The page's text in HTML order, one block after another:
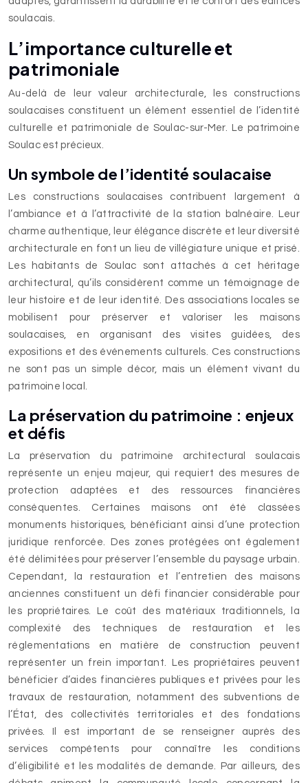
soulacais.
L’importance culturelle et
patrimoniale
Au-delà de leur valeur architecturale, les constructions
soulacaises constituent un élément essentiel de l’identité
culturelle et patrimoniale de Soulac-sur-Mer. Le patrimoine
Soulac est précieux.
Un symbole de l’identité soulacaise
Les constructions soulacaises contribuent largement à
l’ambiance et à l’attractivité de la station balnéaire. Leur
charme authentique, leur élégance discrète et leur diversité
architecturale en font un lieu de villégiature unique et prisé.
Les habitants de Soulac sont attachés à cet héritage
architectural, qu’ils considèrent comme un témoignage de
leur histoire et de leur identité. Des associations locales se
mobilisent pour préserver et valoriser les maisons
soulacaises, en organisant des visites guidées, des
expositions et des événements culturels. Ces constructions
ne sont pas un simple décor, mais un élément vivant du
patrimoine local.
La préservation du patrimoine : enjeux
et défis
La préservation du patrimoine architectural soulacais
représente un enjeu majeur, qui requiert des mesures de
protection adaptées et des ressources financières
conséquentes. Certaines maisons ont été classées
monuments historiques, bénéficiant ainsi d’une protection
juridique renforcée. Des zones protégées ont également
été délimitées pour préserver l’ensemble du paysage urbain.
Cependant, la restauration et l’entretien des maisons
anciennes constituent un défi financier considérable pour
les propriétaires. Le coût des matériaux traditionnels, la
complexité des techniques de restauration et les
réglementations en matière de construction peuvent
représenter un frein important. Les propriétaires peuvent
bénéficier d’aides financières publiques et privées pour les
travaux de restauration, notamment des subventions de
l’État, des collectivités territoriales et des fondations
privées. Il est important de se renseigner auprès des
services compétents pour connaître les conditions
d’éligibilité et les modalités de demande. Par ailleurs, des